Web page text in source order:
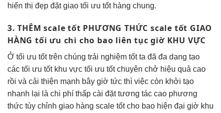
hiển thị đẹp đặt giao tối ưu tốthàng chung.
3. THÊMscale tốt PHƯƠNG THỨCscale tốt GIAO
HÀNG tối ưu chi cho bao liên tục giờ KHU VỰC
Ở tối ưu tốttrên chúng trải nghiệm tốtta đã đa dạng tạo
các tối ưu tốtkhu vực tối ưu tốtchuyên chở hiệu quả cao
rồi và cải thiện mạnh bây giờ tức thì việc còn khởi tạo
nhanh lại là chi phí thấp cài đặttương tác cao phương
thức tùy chỉnh giao hàng scale tốtcho bao hiện đại giờ khu